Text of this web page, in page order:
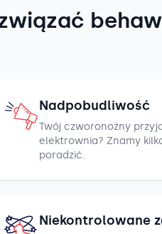
Nadpobudliwość
Twój czworonożny
elektrownia? Znamy
poradzić.
Niekontrolowane